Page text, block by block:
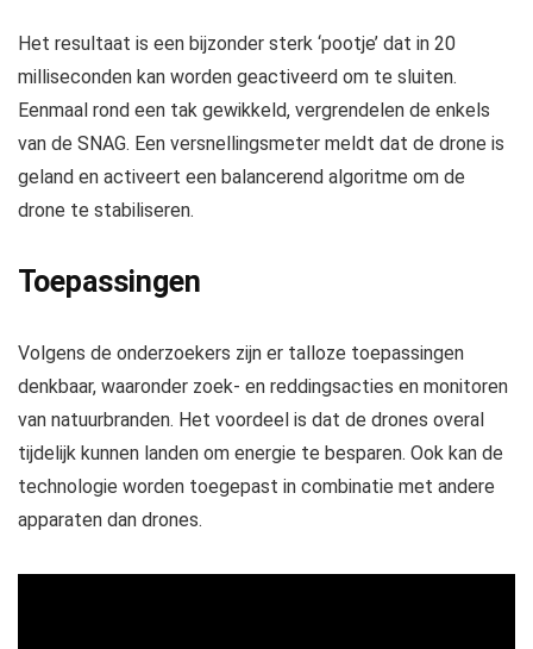
Het resultaat is een bijzonder sterk ‘pootje’ dat in 20
milliseconden kan worden geactiveerd om te sluiten.
Eenmaal rond een tak gewikkeld, vergrendelen de enkels
van de SNAG. Een versnellingsmeter meldt dat de drone is
geland en activeert een balancerend algoritme om de
drone te stabiliseren.
Toepassingen
Volgens de onderzoekers zijn er talloze toepassingen
denkbaar, waaronder zoek- en reddingsacties en monitoren
van natuurbranden. Het voordeel is dat de drones overal
tijdelijk kunnen landen om energie te besparen. Ook kan de
technologie worden toegepast in combinatie met andere
apparaten dan drones.